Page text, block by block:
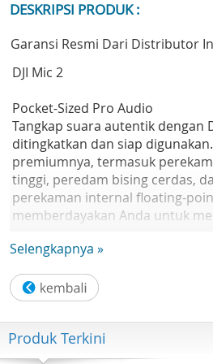
DESKRIPSI PRODUK :
Garansi Resmi Dari Distributor
DJI Mic 2
Pocket-Sized Pro Audio
Tangkap suara autentik dengan
ditingkatkan dan siap
premiumnya, termasuk
tinggi, peredam bising cerdas,
perekaman internal floating-
memberdayakan Anda untuk
wawancara, streaming langsung,
Sleek Revamped Design
DJI Mic 2 menampilkan desain
meningkatkan estetika. Casing
dibuat dari logam premium
minimalis, dan kait pengunci
Selengkapnya »
Produk Terkini